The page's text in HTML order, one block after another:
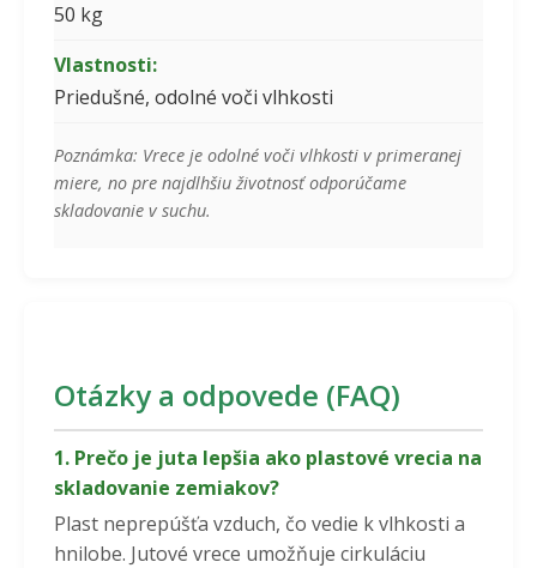
50 kg
Vlastnosti:
Priedušné, odolné voči vlhkosti
Poznámka: Vrece je odolné voči vlhkosti v primeranej
miere, no pre najdlhšiu životnosť odporúčame
skladovanie v suchu.
Otázky a odpovede (FAQ)
1. Prečo je juta lepšia ako plastové vrecia na
skladovanie zemiakov?
Plast neprepúšťa vzduch, čo vedie k vlhkosti a
hnilobe. Jutové vrece umožňuje cirkuláciu